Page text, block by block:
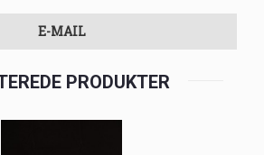
E-MAIL
PRODUKTER